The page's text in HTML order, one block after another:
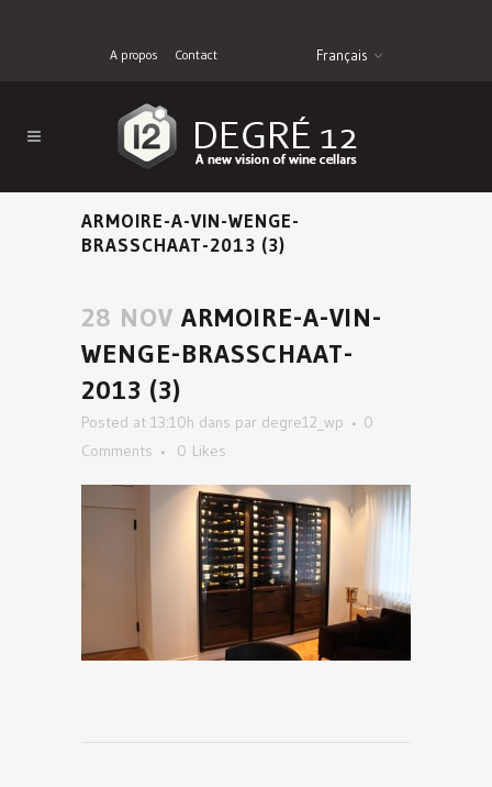
A propos Contact Français
ARMOIRE-A-VIN-WENGE-
BRASSCHAAT-2013 (3)
28 NOV ARMOIRE-A-VIN-
WENGE-BRASSCHAAT-
2013 (3)
Posted at 13:10h dans par degre12_wp
0
Comments
0 Likes